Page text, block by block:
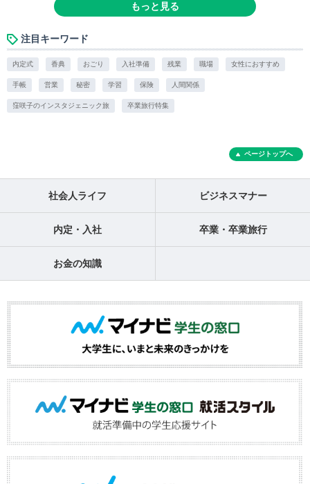
もっと見る
注目キーワード
内定式 香典 おごり 入社準備 残業 職場 女性におすすめ
手帳 営業 秘密 学習 保険 人間関係
窪咲子のインスタジェニック旅 卒業旅行特集
ページトップへ
社会人ライフ ビジネスマナー
内定・入社 卒業・卒業旅行
お金の知識